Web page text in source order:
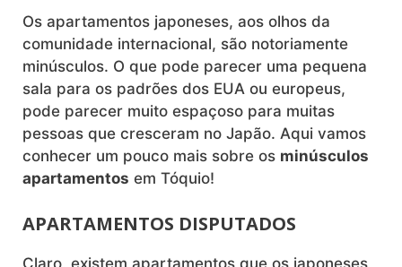
Os apartamentos japoneses, aos olhos da
comunidade internacional, são notoriamente
minúsculos. O que pode parecer uma pequena
sala para os padrões dos EUA ou europeus,
pode parecer muito espaçoso para muitas
pessoas que cresceram no Japão. Aqui vamos
conhecer um pouco mais sobre os minúsculos
apartamentos em Tóquio!
APARTAMENTOS DISPUTADOS
Claro, existem apartamentos que os japoneses